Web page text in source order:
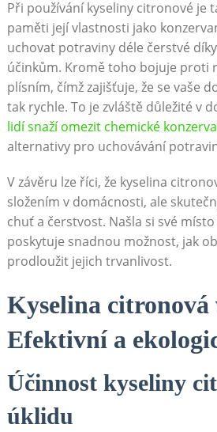
Při používání kyseliny citronové je
paměti její vlastnosti jako
uchovat potraviny⁣ déle čerstvé
účinkům. Kromě toho bojuje proti
plísním, čímž zajišťuje,‍ že ‌se vaše
tak rychle. To je zvláště důležité v
lidí snaží omezit chemické
alternativy pro uchovávání⁢
V⁣ závěru lze ⁤říci, že kyselina‍
složením ⁢v ⁣domácnosti, ale
chuť a​ čerstvost. Našla si své
poskytuje snadnou možnost, jak
prodloužit jejich trvanlivost.
Kyselina
Efektivní ⁤a
Účinnost kyseliny
úklidu